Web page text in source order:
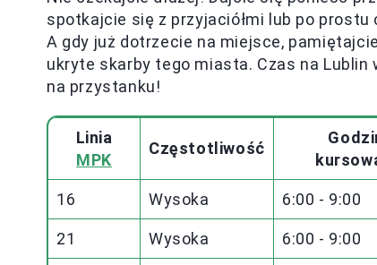
spotkajcie się z przyjaciółmi lub po
A gdy już dotrzecie na miejsce,
ukryte skarby tego miasta. Czas na Lublin
na przystanku!
Linia
MPK
Częstotliwość
16 Wysoka 6:00 - 9:00
21 Wysoka 6:00 - 9:00